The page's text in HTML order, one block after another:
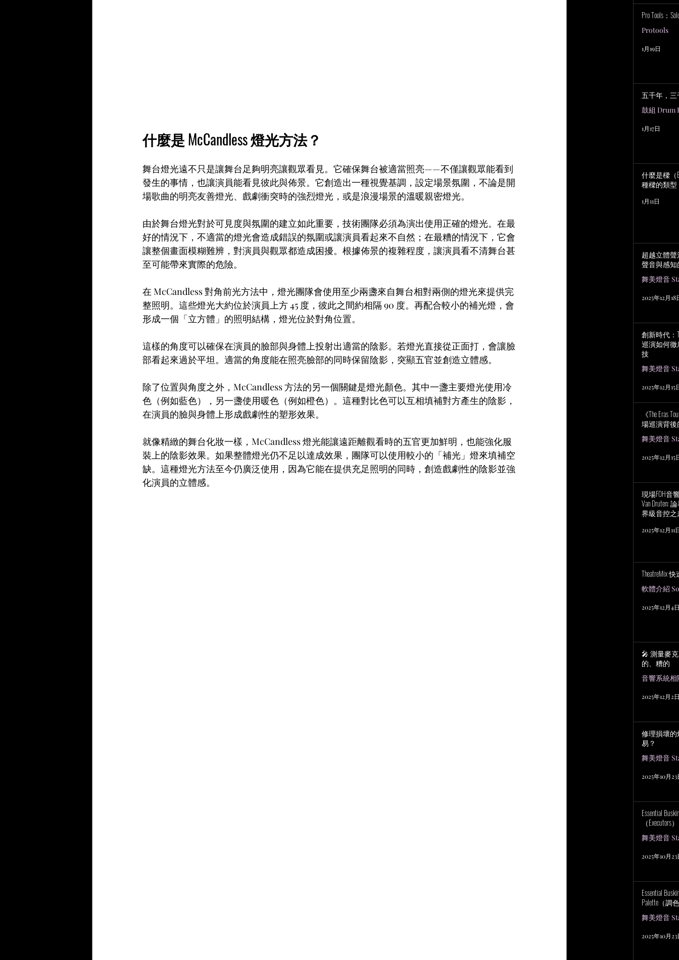
什麼是 McCandless 燈光方法？
舞台燈光遠不只是讓舞台足夠明亮讓觀眾看見。它確保舞台被適當照亮——不僅讓觀眾能看到
發生的事情，也讓演員能看見彼此與佈景。它創造出一種視覺基調，設定場景氛圍，不論是開
場歌曲的明亮友善燈光、戲劇衝突時的強烈燈光，或是浪漫場景的溫暖親密燈光。
由於舞台燈光對於可見度與氛圍的建立如此重要，技術團隊必須為演出使用正確的燈光。在最
好的情況下，不適當的燈光會造成錯誤的氛圍或讓演員看起來不自然；在最糟的情況下，它會
讓整個畫面模糊難辨，對演員與觀眾都造成困擾。根據佈景的複雜程度，讓演員看不清舞台甚
至可能帶來實際的危險。
在 McCandless 對角前光方法中，燈光團隊會使用至少兩盞來自舞台相對兩側的燈光來提供完
整照明。這些燈光大約位於演員上方 45 度，彼此之間約相隔 90 度。再配合較小的補光燈，會
形成一個「立方體」的照明結構，燈光位於對角位置。
這樣的角度可以確保在演員的臉部與身體上投射出適當的陰影。若燈光直接從正面打，會讓臉
部看起來過於平坦。適當的角度能在照亮臉部的同時保留陰影，突顯五官並創造立體感。
除了位置與角度之外，McCandless 方法的另一個關鍵是燈光顏色。其中一盞主要燈光使用冷
色（例如藍色），另一盞使用暖色（例如橙色）。這種對比色可以互相填補對方產生的陰影，
在演員的臉與身體上形成戲劇性的塑形效果。
就像精緻的舞台化妝一樣，McCandless 燈光能讓遠距離觀看時的五官更加鮮明，也能強化服
裝上的陰影效果。如果整體燈光仍不足以達成效果，團隊可以使用較小的「補光」燈來填補空
缺。這種燈光方法至今仍廣泛使用，因為它能在提供充足照明的同時，創造戲劇性的陰影並強
化演員的立體感。
Pro Tools：
Protools
1月19日
五千年，
鼓組 Drum
1月17日
什麼是樑（
種樑的類型
1月11日
超越立體
聲音與感
舞美燈音
2025年12月18
創新時代：
巡演如何
技
舞美燈音
2025年12月15
《The Eras
場巡演背
舞美燈音
2025年12月15
現場FOH音
Van Druten:
界級音控之
2025年12月11
TheatreMix
軟體介紹
2025年12月4
🎤 測量麥
的、糟的
2025年12月2
修理損壞
易？
舞美燈音
2025年10月23
Essential
（Executors）
舞美燈音
2025年10月23
Essential
Palette（調
舞美燈音
2025年10月23